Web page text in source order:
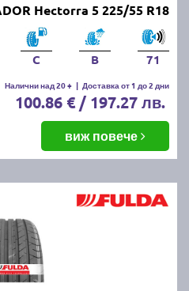
Hectorra 5 225/55 R18
C B 71
Налични над 20 + | Доставка от 1 до 2 дни
100.86 € / 197.27 лв.
виж повече